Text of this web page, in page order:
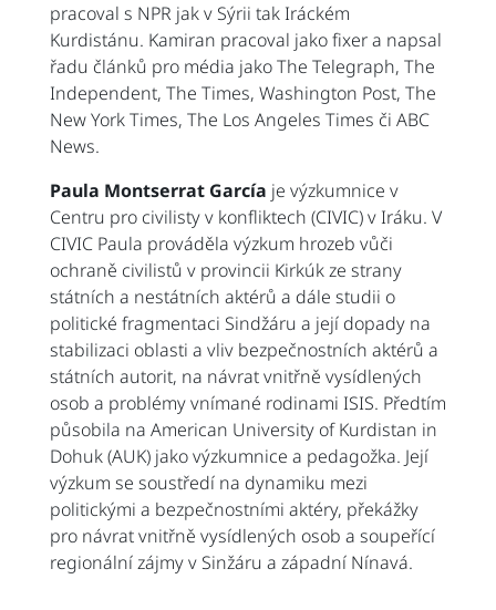
pracoval s NPR jak v Sýrii tak Iráckém
Kurdistánu. Kamiran pracoval jako fixer a napsal
řadu článků pro média jako The Telegraph, The
Independent, The Times, Washington Post, The
New York Times, The Los Angeles Times či ABC
News.
Paula Montserrat García je výzkumnice v
Centru pro civilisty v konfliktech (CIVIC) v Iráku. V
CIVIC Paula prováděla výzkum hrozeb vůči
ochraně civilistů v provincii Kirkúk ze strany
státních a nestátních aktérů a dále studii o
politické fragmentaci Sindžáru a její dopady na
stabilizaci oblasti a vliv bezpečnostních aktérů a
státních autorit, na návrat vnitřně vysídlených
osob a problémy vnímané rodinami ISIS. Předtím
působila na American University of Kurdistan in
Dohuk (AUK) jako výzkumnice a pedagožka. Její
výzkum se soustředí na dynamiku mezi
politickými a bezpečnostními aktéry, překážky
pro návrat vnitřně vysídlených osob a soupeřící
regionální zájmy v Sinžáru a západní Nínavá.